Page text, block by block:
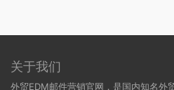
关于我们
外贸EDM邮件营销官网，是国内知名外